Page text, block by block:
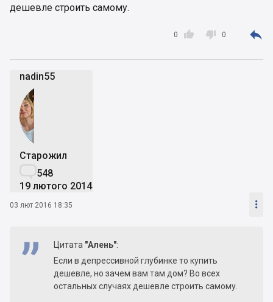
дешевле строить самому.

0  0 
nadin55
Старожил
548
19 лютого 2014
03 лют 2016 18:35 
Цитата "Алень":
Если в депрессивной глубинке то купить
дешевле, но зачем вам там дом? Во всех
остальных случаях дешевле строить самому.